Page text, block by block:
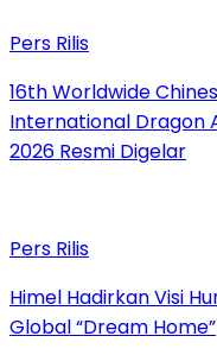
Pers Rilis
16th Worldwide
International Dragon
2026 Resmi Digelar
Pers Rilis
Himel Hadirkan Visi
Global “Dream Home”